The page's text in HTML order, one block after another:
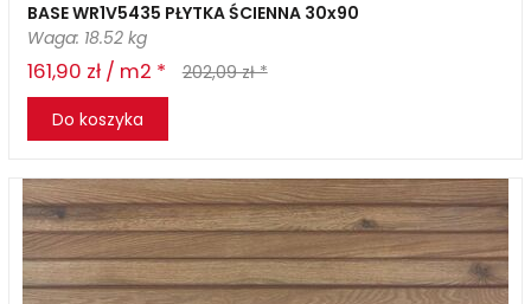
BASE WR1V5435 PŁYTKA ŚCIENNA 30x90
Waga: 18.52 kg
161,90 zł / m2 *
202,09 zł *
Do koszyka